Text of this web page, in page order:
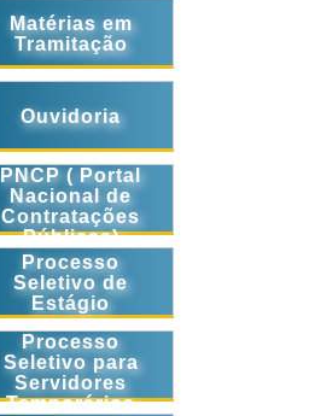
Matérias em
Tramitação
Ouvidoria
PNCP ( Portal
Nacional de
Contratações
Públicas)
Processo
Seletivo de
Estágio
Processo
Seletivo para
Servidores
Temporários